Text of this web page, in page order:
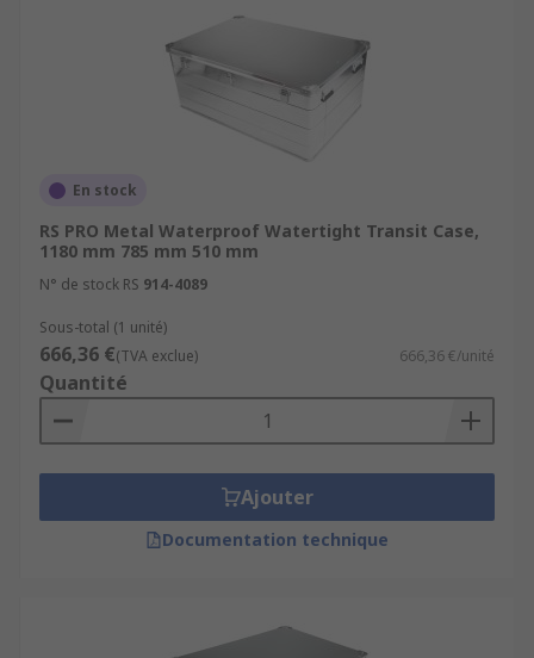
En stock
RS PRO Metal Waterproof Watertight Transit Case,
1180 mm 785 mm 510 mm
N° de stock RS 914-4089
Sous-total (1 unité)
666,36 €(TVA exclue) 666,36 €/unité
Quantité
Ajouter
Documentation technique